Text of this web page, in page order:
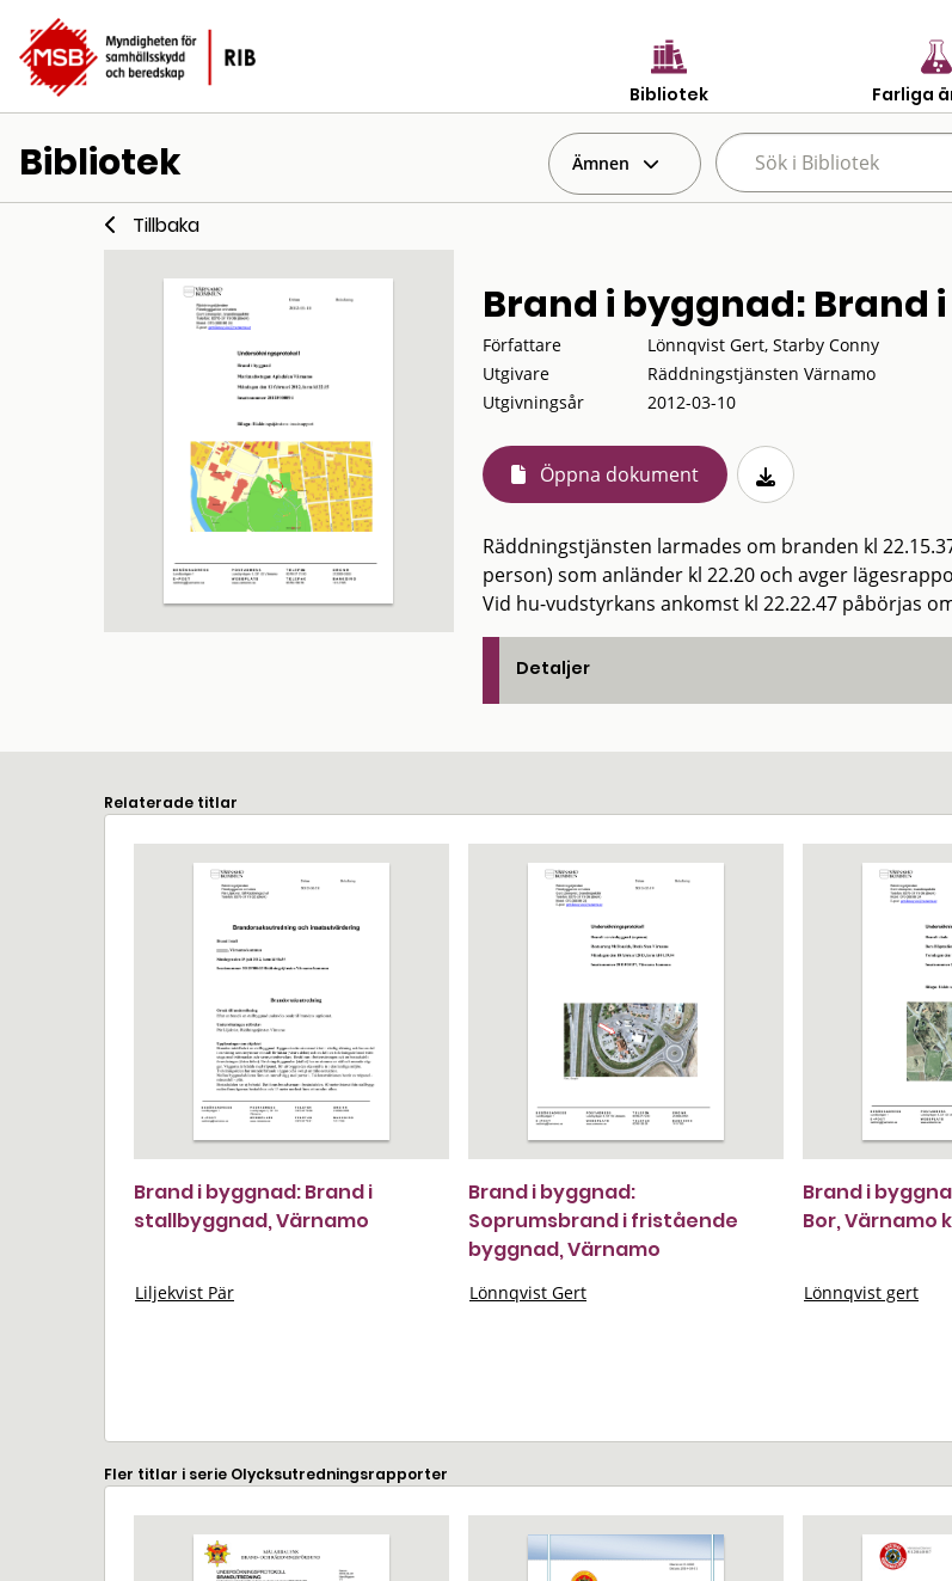
Bibliotek Farliga
Bibliotek Ämnen
Tillbaka
Brand i byggnad:
Författare
Lönnqvist Gert, Starby Conny
Utgivare
Räddningstjänsten Värnamo
Utgivningsår
2012-03-10
Öppna dokument
Räddningstjänsten larmades om branden kl
person) som anländer kl 22.20 och avger
Vid hu-vudstyrkans ankomst kl 22.22.47 påbörjas
Detaljer
Relaterade titlar
Brand i byggnad: Brand i
stallbyggnad, Värnamo
Liljekvist Pär
Brand i byggnad:
Soprumsbrand i fristående
byggnad, Värnamo
Lönnqvist Gert
Brand i
Bor, Värnamo
Lönnqvist gert
Fler titlar i serie Olycksutredningsrapporter